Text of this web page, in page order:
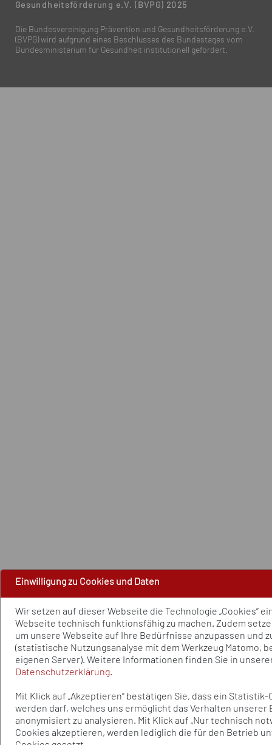
Einwilligung zu Cookies und Daten
Wir setzen auf dieser Webseite die Technologie „Cookies”
Webseite technisch funktionsfähig zu machen. Zudem
um unsere Webseite auf Ihre Bedürfnisse anzupassen und
(statistische Nutzungsanalyse mit dem Werkzeug Matomo,
eigenen Server). Weitere Informationen finden Sie in
Datenschutzerklärung.
Mit Klick auf „Akzeptieren” bestätigen Sie, dass ein
werden darf, welches uns ermöglicht das Verhalten unserer
anonymisiert zu analysieren. Mit Klick auf „Nur technisch
Cookies akzeptieren, werden lediglich die für den Betrieb
Gesundheitsförderung e.V. (BVPG) 2025
Die Bundesvereinigung Prävention und Gesundheitsförderung e.V.
(BVPG) wird aufgrund eines Beschlusses des Bundestages vom
Bundesministerium für Gesundheit institutionell gefördert.